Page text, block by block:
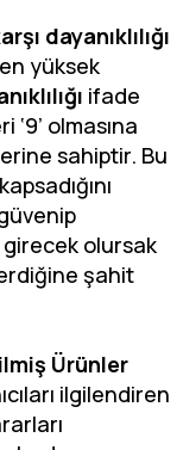
dayanıklılığı
yüksek
ifade
olmasına
sahiptir. Bu
girecek olursak
şahit
Ürünler
ilgilendiren